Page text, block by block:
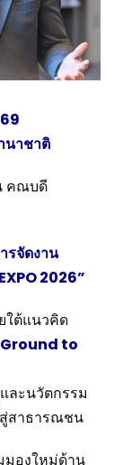
นาชาติ
คณบดี
รจัดงาน
2026”
ใต้แนวคิด
to
ละนวัตกรรม
สาธารณชน
มองใหม่ด้าน